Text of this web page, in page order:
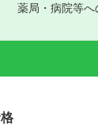
薬局・病院等へ